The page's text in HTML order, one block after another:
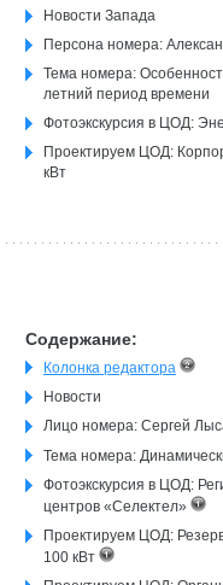
Новости Запада
Персона номера:
Тема номера:
летний период времени
Фотоэкскурсия в ЦОД:
Проектируем ЦОД:
кВт
Содержание:
Колонка редактора
Новости
Лицо номера: Сергей
Тема номера:
Фотоэкскурсия в ЦОД:
центров «Селектел»
Проектируем ЦОД:
100 кВт